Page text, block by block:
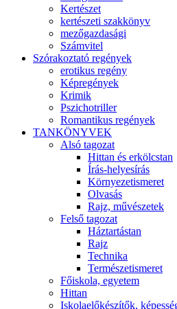
Kertészet
kertészeti szakkönyv
mezőgazdasági
Számvitel
Szórakoztató regények
erotikus regény
Képregények
Krimik
Pszichotriller
Romantikus regények
TANKÖNYVEK
Alsó tagozat
Hittan és erkölcstan
Írás-helyesírás
Környezetismeret
Olvasás
Rajz, művészetek
Felső tagozat
Háztartástan
Rajz
Technika
Természetismeret
Főiskola, egyetem
Hittan
Iskolaelőkészítők,